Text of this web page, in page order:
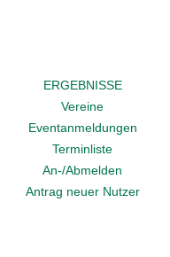
ERGEBNISSE
Vereine
Eventanmeldungen
Terminliste
An-/Abmelden
Antrag neuer Nutzer